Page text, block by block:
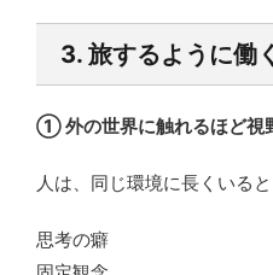
3. 旅するように働
① 外の世界に触れるほど視
人は、同じ環境に長くいると
思考の癖